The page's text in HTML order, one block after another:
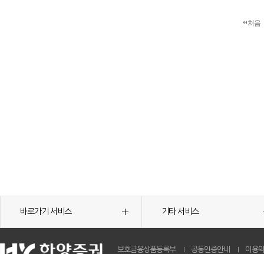
처음
바로가기 서비스 기타 서비스
보호금융상품등록부 공동인증안내 이용